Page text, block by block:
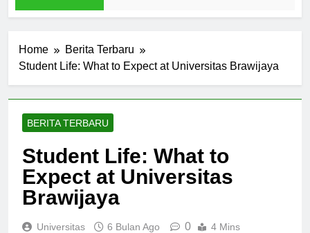
Home
Berita Terbaru
Student Life: What to Expect at Universitas Brawijaya
BERITA TERBARU
Student Life: What to
Expect at Universitas
Brawijaya
Universitas 6 Bulan Ago 0 4 Mins